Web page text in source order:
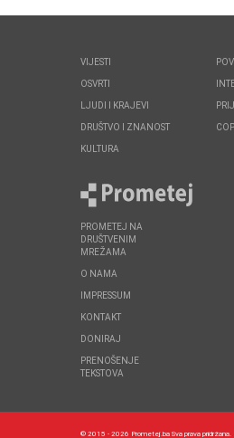
VIJESTI
OSVRTI
LJUDI I KRAJEVI
DRUŠTVO I ZNANOST
KULTURA
PROMETEJ NA
DRUŠTVENIM
MREŽAMA
O NAMA
IMPRESSUM
KONTAKT
DONIRAJ
PRENOŠENJE
TEKSTOVA
© 2015 - 2026 Prometej.ba Sva prava pridržana.